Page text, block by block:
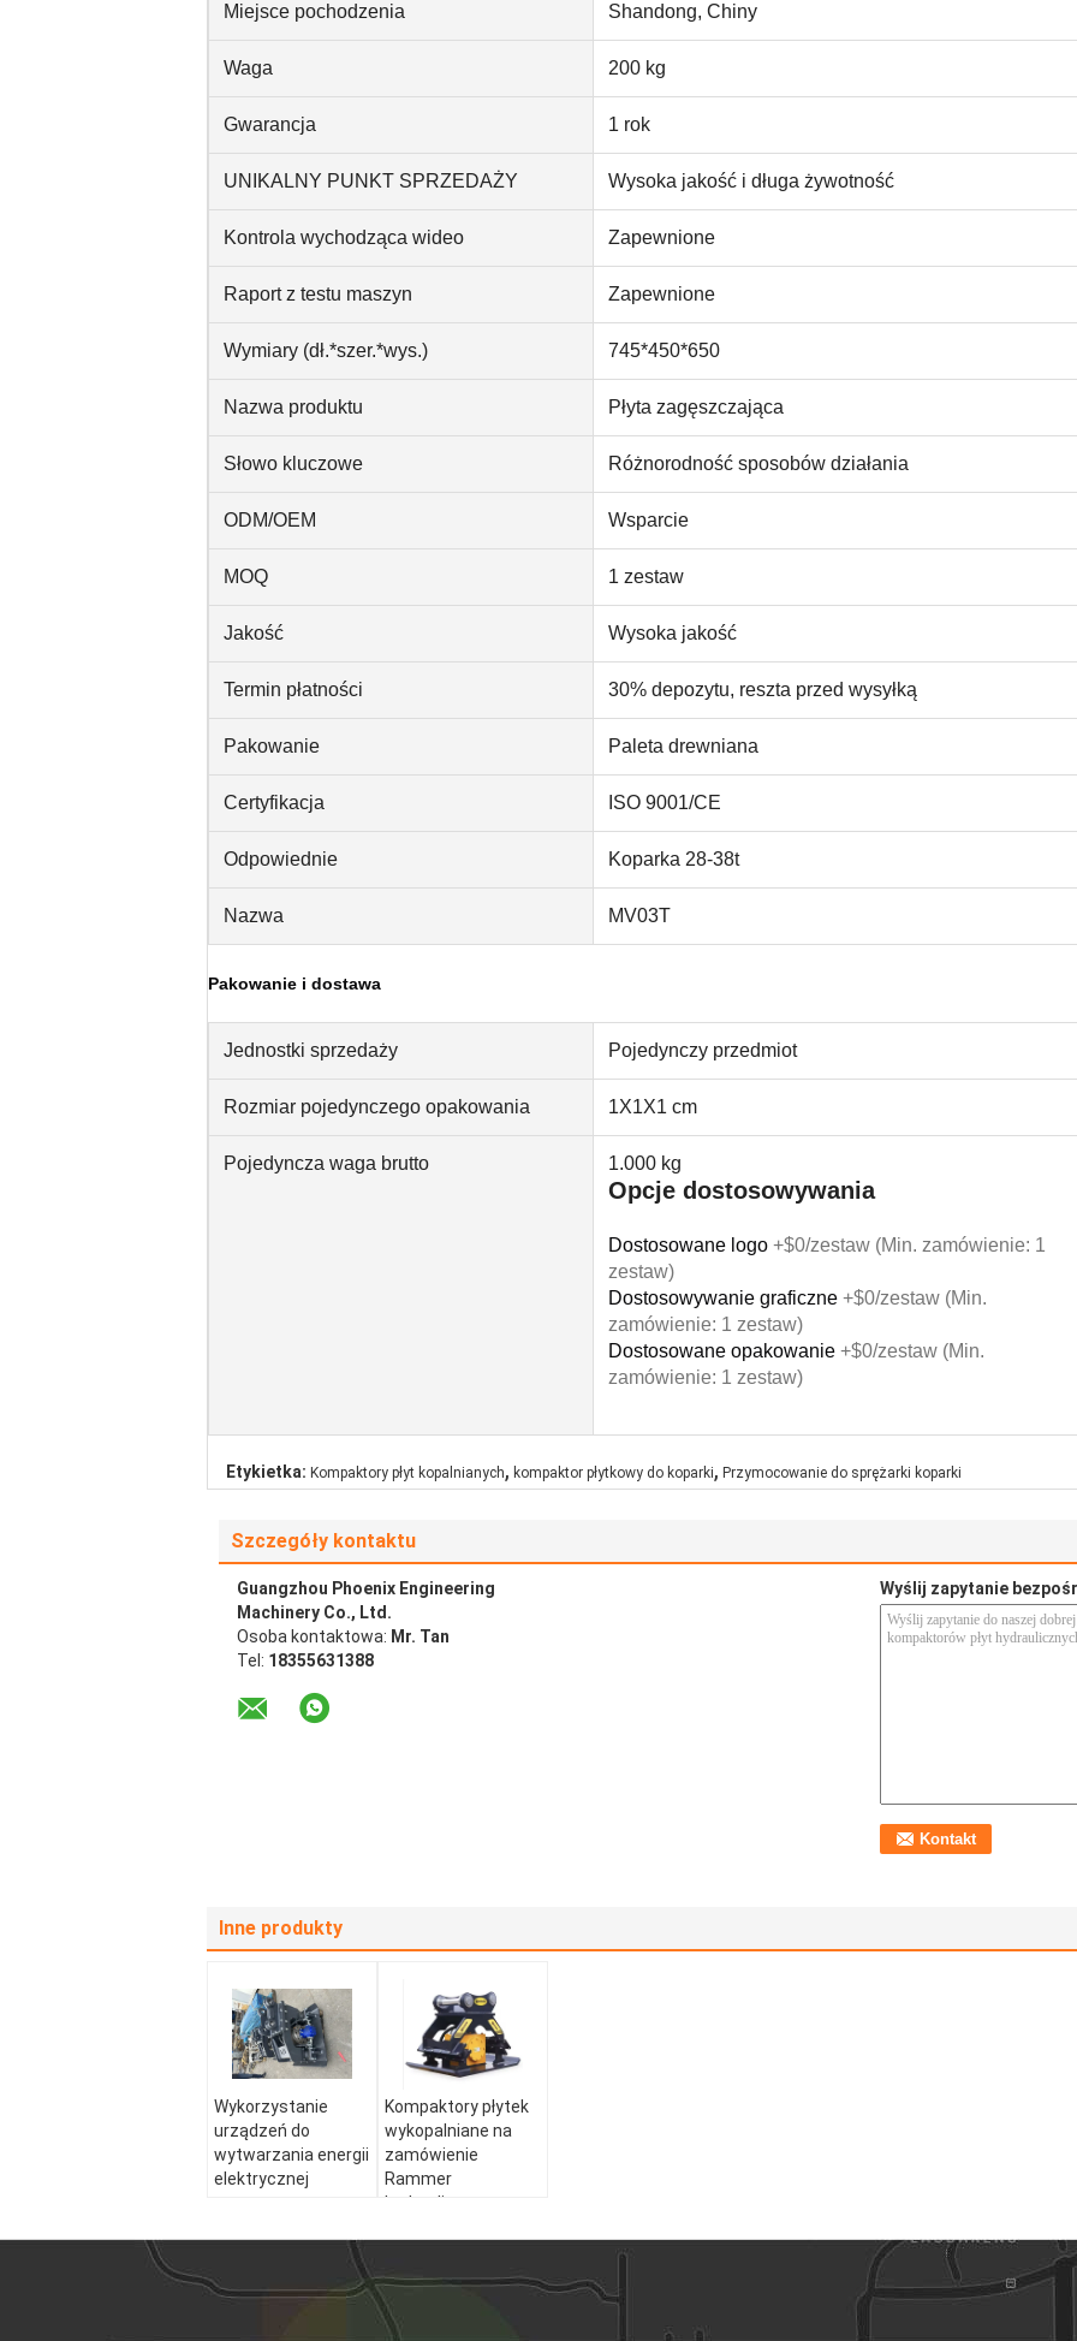
Miejsce pochodzenia Shandong, Chiny
Waga 200 kg
Gwarancja 1 rok
UNIKALNY PUNKT SPRZEDAŻY Wysoka jakość i długa żywotność
Kontrola wychodząca wideo Zapewnione
Raport z testu maszyn Zapewnione
Wymiary (dł.*szer.*wys.) 745*450*650
Nazwa produktu Płyta zagęszczająca
Słowo kluczowe Różnorodność sposobów działania
ODM/OEM Wsparcie
MOQ 1 zestaw
Jakość Wysoka jakość
Termin płatności 30% depozytu, reszta przed wysyłką
Pakowanie Paleta drewniana
Certyfikacja ISO 9001/CE
Odpowiednie Koparka 28-38t
Nazwa MV03T
Pakowanie i dostawa
Jednostki sprzedaży Pojedynczy przedmiot
Rozmiar pojedynczego opakowania 1X1X1 cm
Pojedyncza waga brutto 1.000 kg
Opcje dostosowywania
Dostosowane logo +$0/zestaw (Min. zamówienie: 1
zestaw)
Dostosowywanie graficzne +$0/zestaw (Min.
zamówienie: 1 zestaw)
Dostosowane opakowanie +$0/zestaw (Min.
zamówienie: 1 zestaw)
Etykietka: Kompaktory płyt kopalnianych, kompaktor płytkowy do koparki, Przymocowanie do sprężarki koparki
Szczegóły kontaktu
Guangzhou Phoenix Engineering
Machinery Co., Ltd.
Osoba kontaktowa: Mr. Tan
Tel: 18355631388
Wyślij zapytanie
Inne produkty
Wykorzystanie
urządzeń do
wytwarzania energii
elektrycznej
Kompaktory płytek
wykopalniane na
zamówienie
Rammer
hydrauliczny